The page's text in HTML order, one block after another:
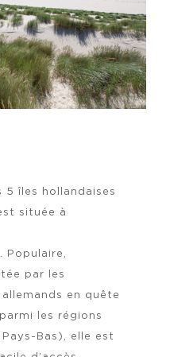
5 îles hollandaises
située à
Populaire,
par les
en quête
les régions
Bas), elle est